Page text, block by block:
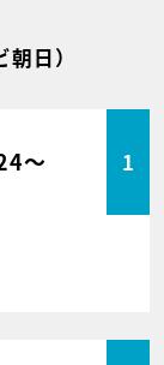
朝日）
～ 1